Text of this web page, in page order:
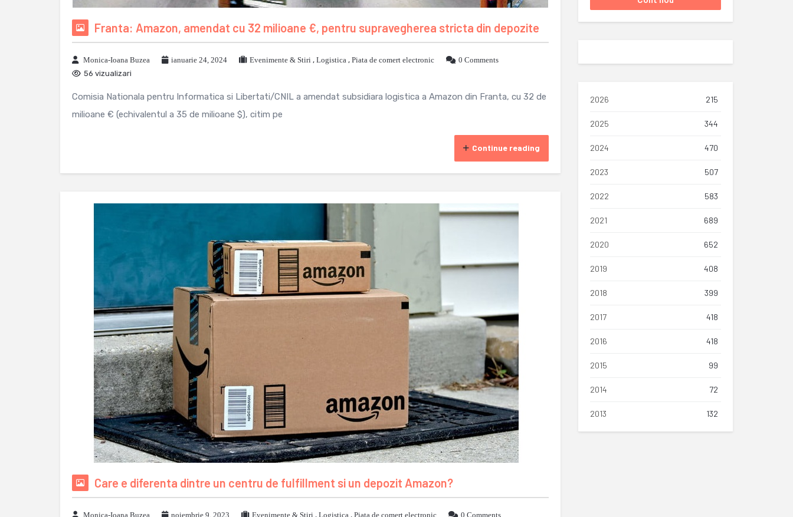
Franta: Amazon, amendat cu 32 milioane €, pentru supravegherea stricta din depozite
Monica-Ioana Buzea ianuarie 24, 2024 Evenimente & Stiri , Logistica , Piata de comert electronic
0 Comments
56 vizualizari
Comisia Nationala pentru Informatica si Libertati/CNIL a amendat subsidiara logistica a Amazon din Franta, cu 32 de
milioane € (echivalentul a 35 de milioane $), citim pe
Continue reading
Care e diferenta dintre un centru de fulfillment si un depozit Amazon?
Monica-Ioana Buzea noiembrie 9, 2023 Evenimente & Stiri , Logistica , Piata de comert electronic
0 Comments
2026 215
2025 344
2024 470
2023 507
2022 583
2021 689
2020 652
2019 408
2018 399
2017 418
2016 418
2015 99
2014 72
2013 132